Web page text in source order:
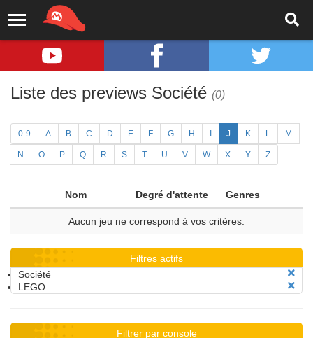
Liste des previews Société (0)
0-9 A B C D E F G H J K L M
N O P Q R S T U V W X Y Z
Nom Degré d'attente Genres
Aucun jeu ne correspond à vos critères.
Filtres actifs
Société
LEGO
Filtrer par console